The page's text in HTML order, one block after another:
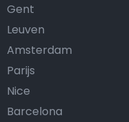
Gent
Leuven
Amsterdam
Parijs
Nice
Barcelona